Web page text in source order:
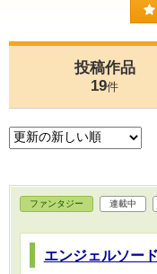
投稿作品
19件
ファンタジー 連載中
エンジェルソー